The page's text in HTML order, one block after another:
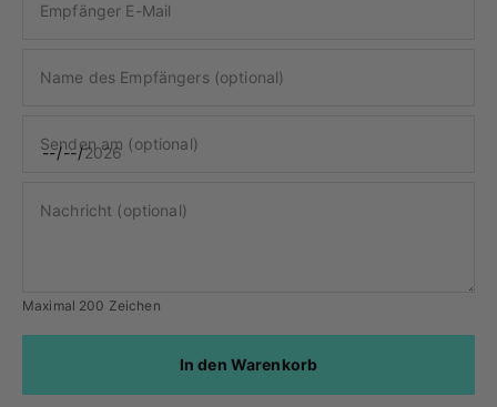
Empfänger E-Mail
Name des Empfängers (optional)
Senden am (optional)
Maximal 200 Zeichen
Nachricht (optional)
In den Warenkorb